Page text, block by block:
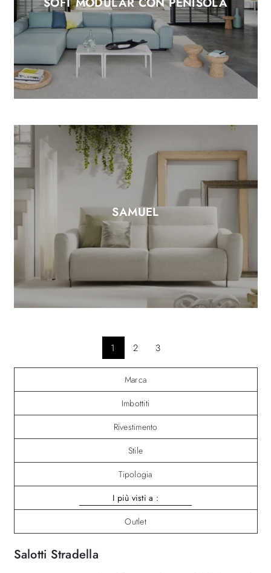
SAMUEL
1 2 3
Marca
Imbottiti
Rivestimento
Stile
Tipologia
I più visti a :
Outlet
Salotti Stradella